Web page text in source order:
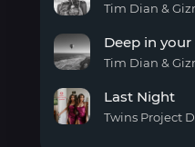
More
Tim Dian &
in
your
Deep in your
Tim Dian &
Last Night
Twins Project